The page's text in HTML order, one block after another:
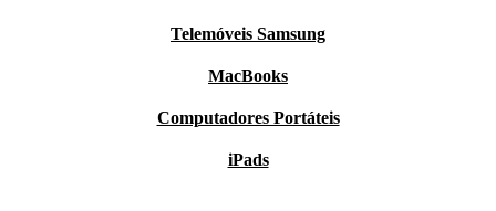
Telemóveis Samsung
MacBooks
Computadores Portáteis
iPads